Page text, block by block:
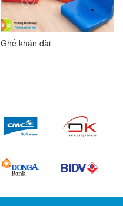
Ghế khán đài